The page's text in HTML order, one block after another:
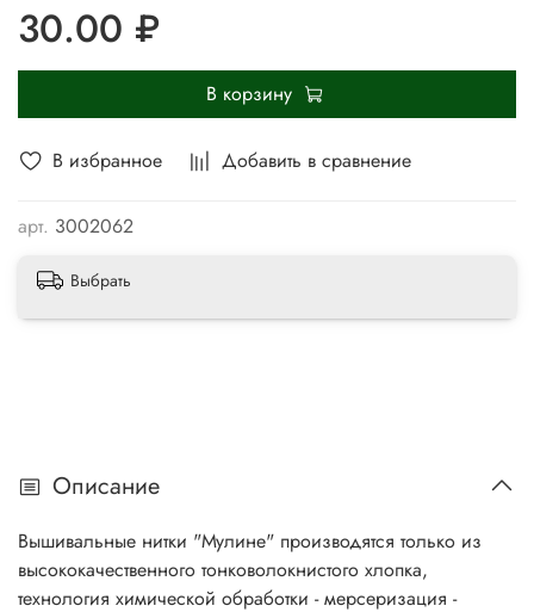
В избранное Добавить в сравнение
арт. 3002062
30.00 ₽
В корзину
Выбрать
Описание
Вышивальные нитки "Мулине" производятся только из
высококачественного тонковолокнистого хлопка,
технология химической обработки - мерсеризация -